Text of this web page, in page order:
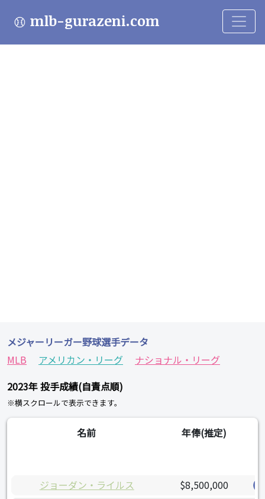
mlb-gurazeni.com
メジャーリーガー野球選手データ
MLB
アメリカン・リーグ
ナショナル・リーグ
2023年 投手成績(自責点順)
※横スクロールで表示できます。
名前 年俸(推定)
ジョーダン・ライルス $8,500,000